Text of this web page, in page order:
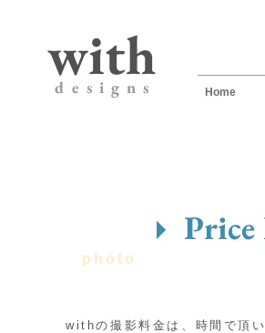
with
d e s i g n s Home
photo
withの撮影料金は、時間で頂い